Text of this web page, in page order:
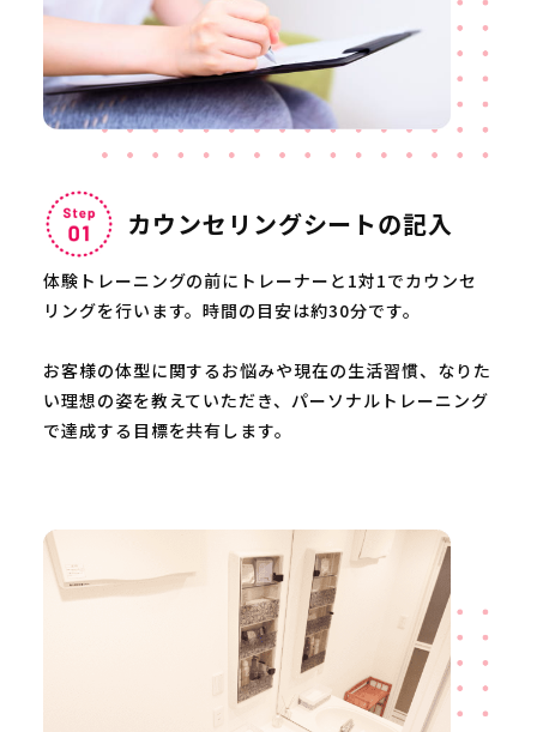
カウンセリングシートの記入
体験トレーニングの前にトレーナーと1対1でカウンセ
リングを行います。時間の目安は約30分です。
お客様の体型に関するお悩みや現在の生活習慣、なりた
い理想の姿を教えていただき、パーソナルトレーニング
で達成する目標を共有します。